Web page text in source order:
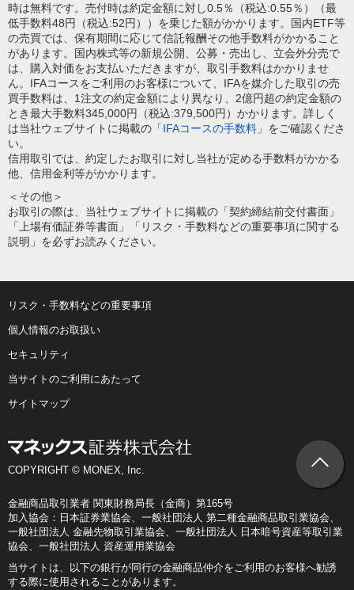
時は無料です。売付時は約定金額に対し0.5％（税込:0.55％）（最
低手数料48円（税込:52円））を乗じた額がかかります。国内ETF等
の売買では、保有期間に応じて信託報酬その他手数料がかかること
があります。国内株式等の新規公開、公募・売出し、立会外分売で
は、購入対価をお支払いただきますが、取引手数料はかかりませ
ん。IFAコースをご利用のお客様について、IFAを媒介した取引の売
買手数料は、1注文の約定金額により異なり、2億円超の約定金額の
とき最大手数料345,000円（税込:379,500円）かかります。詳しく
は当社ウェブサイトに掲載の「IFAコースの手数料 」をご確認くださ
い。
信用取引では、約定したお取引に対し当社が定める手数料がかかる
他、信用金利等がかかります。
＜その他＞
お取引の際は、当社ウェブサイトに掲載の「契約締結前交付書面」
「上場有価証券等書面」「リスク・手数料などの重要事項に関する
説明」を必ずお読みください。
リスク・手数料などの重要事項
個人情報のお取扱い
セキュリティ
当サイトのご利用にあたって
サイトマップ
COPYRIGHT © MONEX, Inc.
金融商品取引業者 関東財務局長（金商）第165号
加入協会：日本証券業協会、一般社団法人 第二種金融商品取引業協会、
一般社団法人 金融先物取引業協会、一般社団法人 日本暗号資産等取引業
協会、一般社団法人 資産運用業協会
当サイトは、以下の銀行が同行の金融商品仲介をご利用のお客様へ勧誘
する際に使用されることがあります。